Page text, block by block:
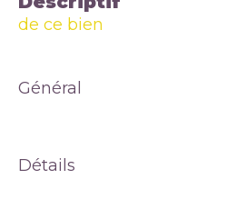
de ce bien
Général
Détails